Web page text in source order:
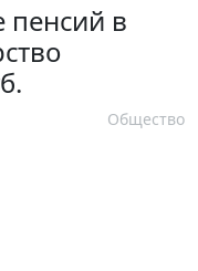
пенсий в
Общество